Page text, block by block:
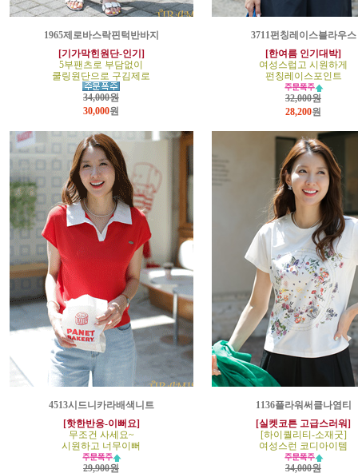
1965제로바스락핀턱반바지
[기가막힌원단-인기]
5부팬츠로 부담없이
쿨링원단으로 구김제로
34,000원
30,000원
3711펀칭레이스블라우스
[한여름 인기대박]
여성스럽고 시원하게
펀칭레이스포인트
32,000원
28,200원
4513시드니카라배색니트
[핫한반응-이뻐요]
무조건 사세요~
시원하고 너무이뻐
29,900원
1136플라워써클나염티
[실켓코튼 고급스러워]
[하이퀄리티-소재굿]
여성스런 코디아이템
34,000원